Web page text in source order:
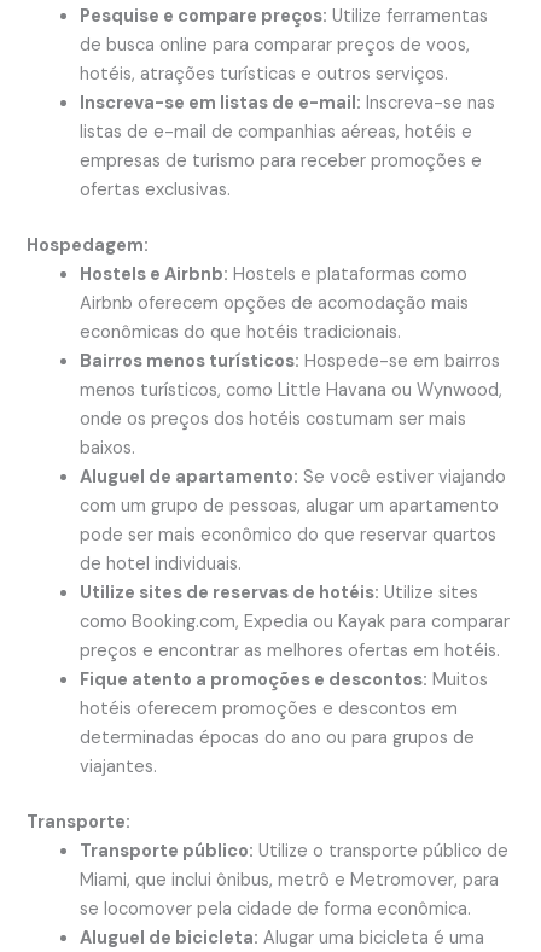
Pesquise e compare preços: Utilize ferramentas
de busca online para comparar preços de voos,
hotéis, atrações turísticas e outros serviços.
Inscreva-se em listas de e-mail: Inscreva-se nas
listas de e-mail de companhias aéreas, hotéis e
empresas de turismo para receber promoções e
ofertas exclusivas.
Hospedagem:
Hostels e Airbnb: Hostels e plataformas como
Airbnb oferecem opções de acomodação mais
econômicas do que hotéis tradicionais.
Bairros menos turísticos: Hospede-se em bairros
menos turísticos, como Little Havana ou Wynwood,
onde os preços dos hotéis costumam ser mais
baixos.
Aluguel de apartamento: Se você estiver viajando
com um grupo de pessoas, alugar um apartamento
pode ser mais econômico do que reservar quartos
de hotel individuais.
Utilize sites de reservas de hotéis: Utilize sites
como Booking.com, Expedia ou Kayak para comparar
preços e encontrar as melhores ofertas em hotéis.
Fique atento a promoções e descontos: Muitos
hotéis oferecem promoções e descontos em
determinadas épocas do ano ou para grupos de
viajantes.
Transporte:
Transporte público: Utilize o transporte público de
Miami, que inclui ônibus, metrô e Metromover, para
se locomover pela cidade de forma econômica.
Aluguel de bicicleta: Alugar uma bicicleta é uma